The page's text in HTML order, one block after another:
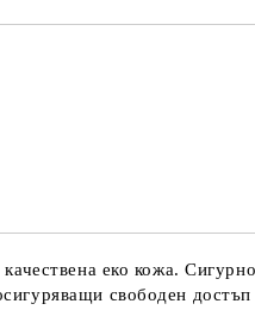
еко кожа.
свободен